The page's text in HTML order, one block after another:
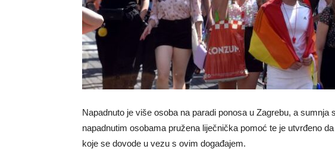
Napadnuto je više osoba na paradi ponosa u Zagrebu, a sumnja
napadnutim osobama pružena liječnička pomoć te je utvrđeno
koje se dovode u vezu s ovim događajem.